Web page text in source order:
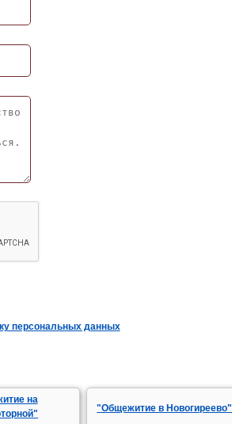
персональных данных
на
"Общежитие в Новогиреево"